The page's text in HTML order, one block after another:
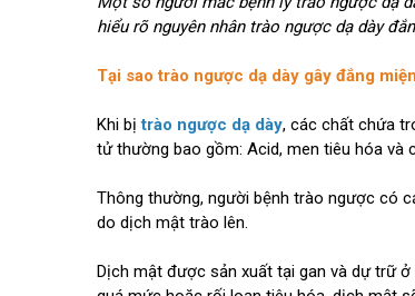
hiểu rõ nguyên nhân trào ngược dạ dày
Tại sao trào ngược dạ dày gây đắng
Khi bịtrào ngược dạ dày, các chất chứa
tử thường bao gồm: Acid, men tiêu hóa và
Thông thường, người bệnh trào ngược có
do dịch mật trào lên.
Dịch mật được sản xuất tại gan và dự trữ